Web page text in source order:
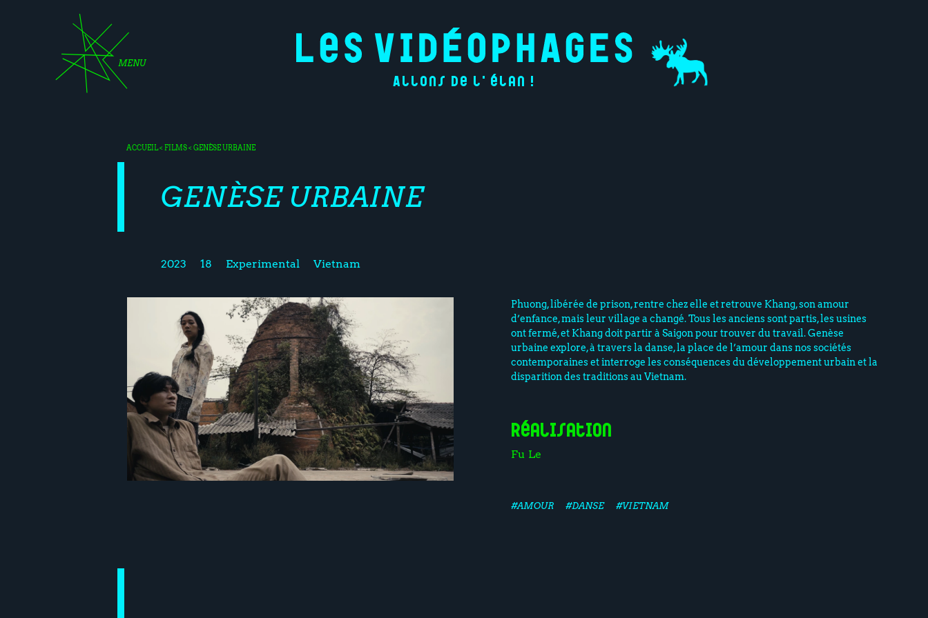
MENU
Allons de l'élan !
ACCUEIL<FILMS< GENÈSE URBAINE
GENÈSE URBAINE
2023 18 Experimental Vietnam
Phuong, libérée de prison, rentre chez elle et retrouve Khang, son amour
d’enfance, mais leur village a changé. Tous les anciens sont partis, les usines
ont fermé, et Khang doit partir à Saigon pour trouver du travail. Genèse
urbaine explore, à travers la danse, la place de l’amour dans nos sociétés
contemporaines et interroge les conséquences du développement urbain et la
disparition des traditions au Vietnam.
Réalisation
Fu Le
#AMOUR #DANSE #VIETNAM